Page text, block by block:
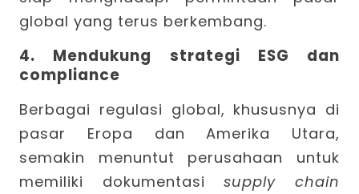
global yang terus berkembang.
4. Mendukung strategi ESG dan
compliance
Berbagai regulasi global, khususnya di
pasar Eropa dan Amerika Utara,
semakin menuntut perusahaan untuk
memiliki dokumentasisupply chain